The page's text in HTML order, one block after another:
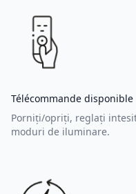
Télécommande disponible
Porniți/opriți, reglați
moduri de iluminare.